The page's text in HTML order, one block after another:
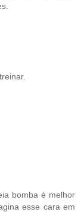
bomba é melhor
esse cara em